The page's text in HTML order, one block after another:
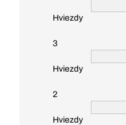
Hviezdy
3
Hviezdy
2
Hviezdy